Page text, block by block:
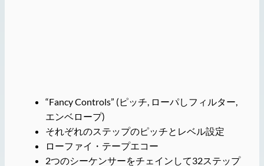
“Fancy Controls” (ピッチ, ローパしフィルター,
エンベロープ)
それぞれのステップのピッチとレベル設定
ローファイ・テープエコー
2つのシーケンサーをチェインして32ステップ